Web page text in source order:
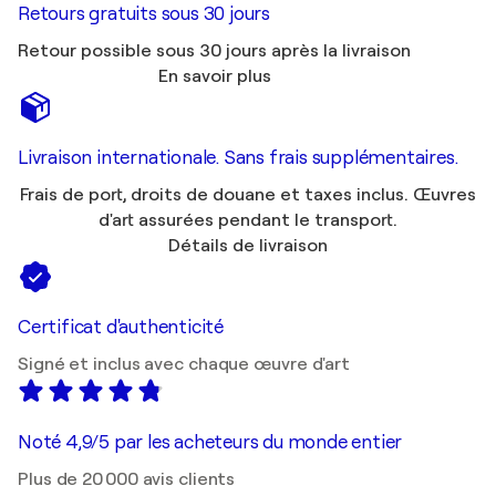
Retours gratuits sous 30 jours
Retour possible sous 30 jours après la livraison
En savoir plus
Livraison internationale. Sans frais supplémentaires.
Frais de port, droits de douane et taxes inclus. Œuvres
d'art assurées pendant le transport.
Détails de livraison
Certificat d'authenticité
Signé et inclus avec chaque œuvre d'art
Noté 4,9/5 par les acheteurs du monde entier
Plus de 20 000 avis clients